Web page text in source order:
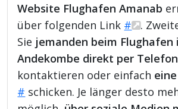
Website Flughafen Amanab
über folgenden Link #
.
Sie jemanden beim Flughafen
Andekombe direkt per Telefon
kontaktieren oder einfach
# schicken. Je länger desto